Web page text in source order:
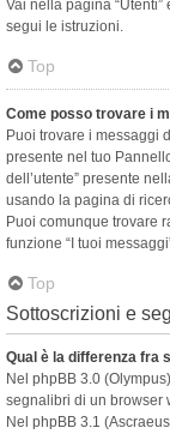
Vai nella pagina
segui le istruzioni.
Top
Come posso trovare i
Puoi trovare i messaggi
presente nel tuo
dell’utente” presente
usando la pagina di
Puoi comunque trovare
funzione “I tuoi
Top
Sottoscrizioni e
Qual è la differenza fra
Nel phpBB 3.0
segnalibri di un browser
Nel phpBB 3.1